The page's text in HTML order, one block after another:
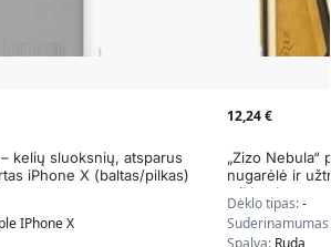
kelių sluoksnių, atsparus
iPhone X (baltas/pilkas)
IPhone X
12,24€
„Zizo Nebula“
nugarėlė ir
stiklo ekrano
(šviesiai ruda/
Dėklo tipas:-
Spalva: Ruda